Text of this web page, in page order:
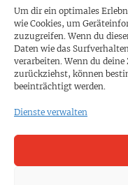
Um dir ein optimales
wie Cookies, um
zuzugreifen. Wenn du
Daten wie das
verarbeiten. Wenn du
zurückziehst, können
beeinträchtigt werden.
Dienste verwalten
SPENDEN
Datenschutz
KONTAKT